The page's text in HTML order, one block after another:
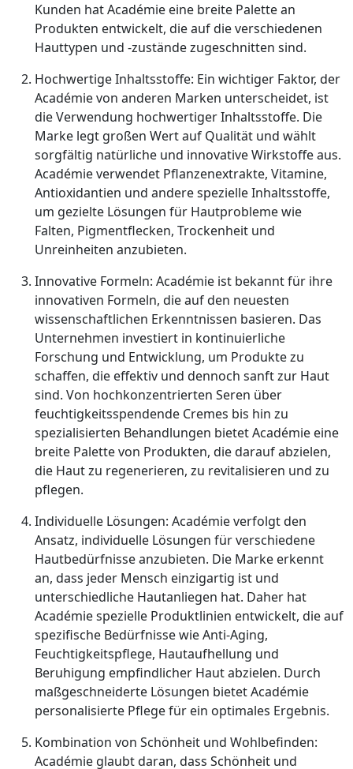
Kunden hat Académie eine breite Palette an
Produkten entwickelt, die auf die verschiedenen
Hauttypen und -zustände zugeschnitten sind.
Hochwertige Inhaltsstoffe: Ein wichtiger Faktor, der
Académie von anderen Marken unterscheidet, ist
die Verwendung hochwertiger Inhaltsstoffe. Die
Marke legt großen Wert auf Qualität und wählt
sorgfältig natürliche und innovative Wirkstoffe aus.
Académie verwendet Pflanzenextrakte, Vitamine,
Antioxidantien und andere spezielle Inhaltsstoffe,
um gezielte Lösungen für Hautprobleme wie
Falten, Pigmentflecken, Trockenheit und
Unreinheiten anzubieten.
Innovative Formeln: Académie ist bekannt für ihre
innovativen Formeln, die auf den neuesten
wissenschaftlichen Erkenntnissen basieren. Das
Unternehmen investiert in kontinuierliche
Forschung und Entwicklung, um Produkte zu
schaffen, die effektiv und dennoch sanft zur Haut
sind. Von hochkonzentrierten Seren über
feuchtigkeitsspendende Cremes bis hin zu
spezialisierten Behandlungen bietet Académie eine
breite Palette von Produkten, die darauf abzielen,
die Haut zu regenerieren, zu revitalisieren und zu
pflegen.
Individuelle Lösungen: Académie verfolgt den
Ansatz, individuelle Lösungen für verschiedene
Hautbedürfnisse anzubieten. Die Marke erkennt
an, dass jeder Mensch einzigartig ist und
unterschiedliche Hautanliegen hat. Daher hat
Académie spezielle Produktlinien entwickelt, die auf
spezifische Bedürfnisse wie Anti-Aging,
Feuchtigkeitspflege, Hautaufhellung und
Beruhigung empfindlicher Haut abzielen. Durch
maßgeschneiderte Lösungen bietet Académie
personalisierte Pflege für ein optimales Ergebnis.
Kombination von Schönheit und Wohlbefinden:
Académie glaubt daran, dass Schönheit und